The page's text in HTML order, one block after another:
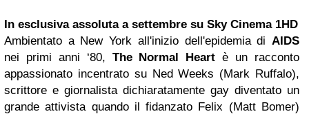
In esclusiva assoluta a settembre su Sky Cinema 1HD
Ambientato a New York all'inizio dell'epidemia di AIDS
nei primi anni ‘80, The Normal Heart è un racconto
appassionato incentrato su Ned Weeks (Mark Ruffalo),
scrittore e giornalista dichiaratamente gay diventato un
grande attivista quando il fidanzato Felix (Matt Bomer)